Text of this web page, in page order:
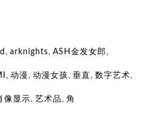
, arknights, ASH金发女郎 ,
, 动漫 , 动漫女孩, 垂直 , 数字艺术,
像显示, 艺术品 , 角